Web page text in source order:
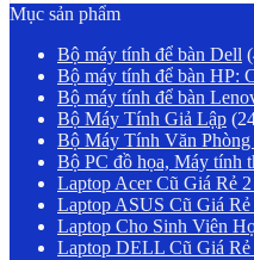
Mục sản phẩm
Bộ máy tính để bàn Dell
Bộ máy tính để bàn HP:
Bộ máy tính để bàn
Bộ Máy Tính Giả Lập
Bộ Máy Tính Văn Phòng
Bộ PC đồ họa, Máy tính
Laptop Acer Cũ Giá Rẻ
Laptop ASUS Cũ Giá Rẻ
Laptop Cho Sinh Viên
Laptop DELL Cũ Giá Rẻ